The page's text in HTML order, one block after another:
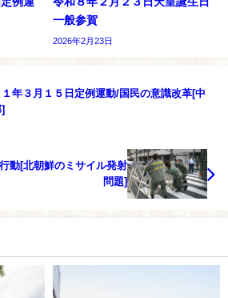
一般参賀
2026年2月23日
年３月１５日定例運動/国民の意識改革[中
動[北朝鮮のミサイル発射
問題]